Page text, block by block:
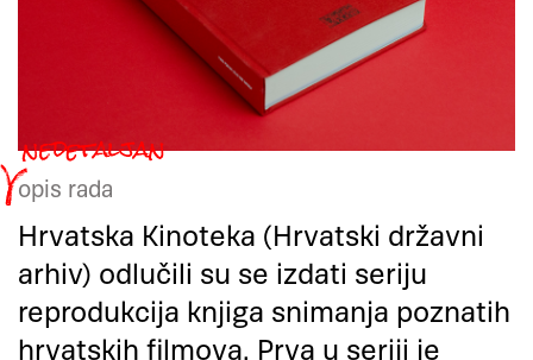
opis rada
Hrvatska Kinoteka (Hrvatski državni
arhiv) odlučili su se izdati seriju
reprodukcija knjiga snimanja poznatih
hrvatskih filmova. Prva u seriji je